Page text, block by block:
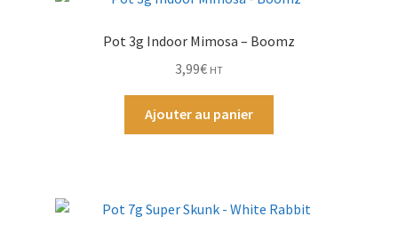
Pot 3g Indoor Mimosa – Boomz
3,99€ HT
Ajouter au panier